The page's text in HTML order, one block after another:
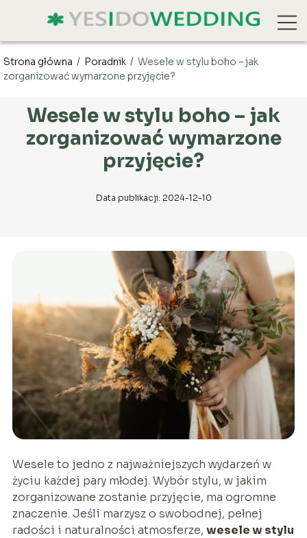
Strona główna / Poradnik / Wesele w stylu boho – jak
zorganizować wymarzone przyjęcie?
Wesele w stylu boho – jak
zorganizować wymarzone
przyjęcie?
Data publikacji: 2024-12-10
Wesele to jedno z najważniejszych wydarzeń w
życiu każdej pary młodej. Wybór stylu, w jakim
zorganizowane zostanie przyjęcie, ma ogromne
znaczenie. Jeśli marzysz o swobodnej, pełnej
radości i naturalności atmosferze, wesele w stylu